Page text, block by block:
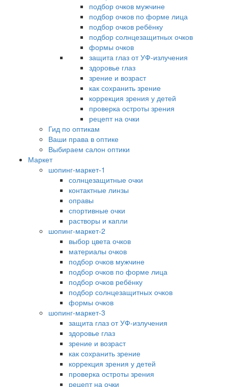
подбор очков мужчине
подбор очков по форме лица
подбор очков ребёнку
подбор солнцезащитных очков
формы очков
защита глаз от УФ-излучения
здоровье глаз
зрение и возраст
как сохранить зрение
коррекция зрения у детей
проверка остроты зрения
рецепт на очки
Гид по оптикам
Ваши права в оптике
Выбираем салон оптики
Маркет
шопинг-маркет-1
солнцезащитные очки
контактные линзы
оправы
спортивные очки
растворы и капли
шопинг-маркет-2
выбор цвета очков
материалы очков
подбор очков мужчине
подбор очков по форме лица
подбор очков ребёнку
подбор солнцезащитных очков
формы очков
шопинг-маркет-3
защита глаз от УФ-излучения
здоровье глаз
зрение и возраст
как сохранить зрение
коррекция зрения у детей
проверка остроты зрения
рецепт на очки